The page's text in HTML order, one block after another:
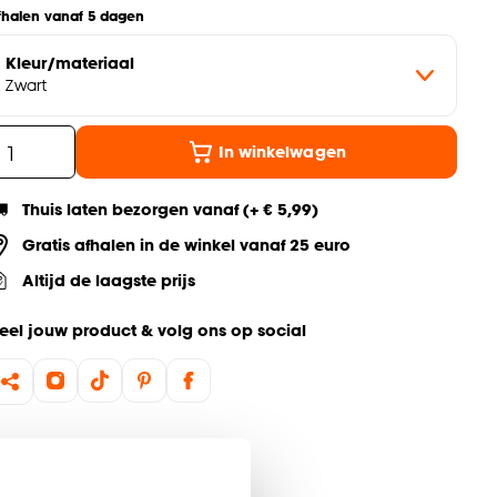
vanaf 5 dagen
Kleur/materiaal
Zwart
In winkelwagen
Thuis laten bezorgen vanaf (+ € 5,99)
Gratis afhalen in de winkel vanaf 25 euro
Altijd de laagste prijs
jouw product & volg ons op social